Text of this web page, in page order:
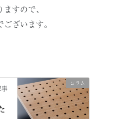
すので、
ざいます。
コラム
事